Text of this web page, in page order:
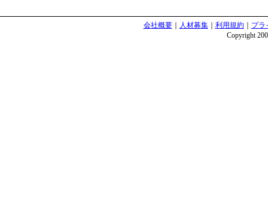
会社概要｜ 人材募集｜ 利用規約｜ プラ
Copyright